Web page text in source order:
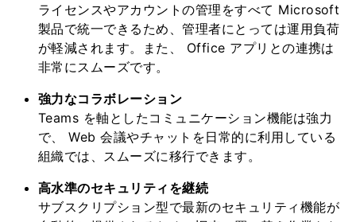
ライセンスやアカウントの管理をすべて Microsoft
製品で統一できるため、管理者にとっては運用負荷
が軽減されます。また、 Office アプリとの連携は
非常にスムーズです。
強力なコラボレーション
Teams を軸としたコミュニケーション機能は強力
で、 Web 会議やチャットを日常的に利用している
組織では、スムーズに移行できます。
高水準のセキュリティを継続
サブスクリプション型で最新のセキュリティ機能が